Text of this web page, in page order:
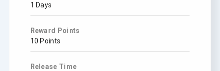
1 Days
Reward Points
10 Points
Release Time